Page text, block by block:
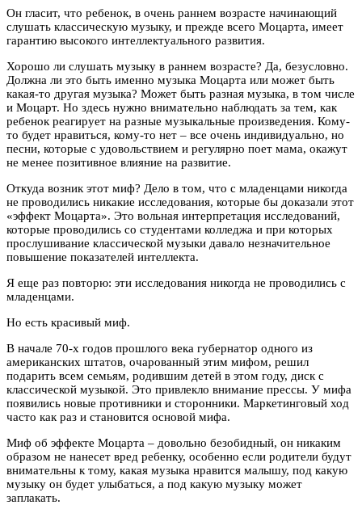
Он гласит, что ребенок, в очень раннем возрасте начинающий
слушать классическую музыку, и прежде всего Моцарта, имеет
гарантию высокого интеллектуального развития.
Хорошо ли слушать музыку в раннем возрасте? Да, безусловно.
Должна ли это быть именно музыка Моцарта или может быть
какая-то другая музыка? Может быть разная музыка, в том числе
и Моцарт. Но здесь нужно внимательно наблюдать за тем, как
ребенок реагирует на разные музыкальные произведения. Кому-
то будет нравиться, кому-то нет – все очень индивидуально, но
песни, которые с удовольствием и регулярно поет мама, окажут
не менее позитивное влияние на развитие.
Откуда возник этот миф? Дело в том, что с младенцами никогда
не проводились никакие исследования, которые бы доказали этот
«эффект Моцарта». Это вольная интерпретация исследований,
которые проводились со студентами колледжа и при которых
прослушивание классической музыки давало незначительное
повышение показателей интеллекта.
Я еще раз повторю: эти исследования никогда не проводились с
младенцами.
Но есть красивый миф.
В начале 70-х годов прошлого века губернатор одного из
американских штатов, очарованный этим мифом, решил
подарить всем семьям, родившим детей в этом году, диск с
классической музыкой. Это привлекло внимание прессы. У мифа
появились новые противники и сторонники. Маркетинговый ход
часто как раз и становится основой мифа.
Миф об эффекте Моцарта – довольно безобидный, он никаким
образом не нанесет вред ребенку, особенно если родители будут
внимательны к тому, какая музыка нравится малышу, под какую
музыку он будет улыбаться, а под какую музыку может
заплакать.